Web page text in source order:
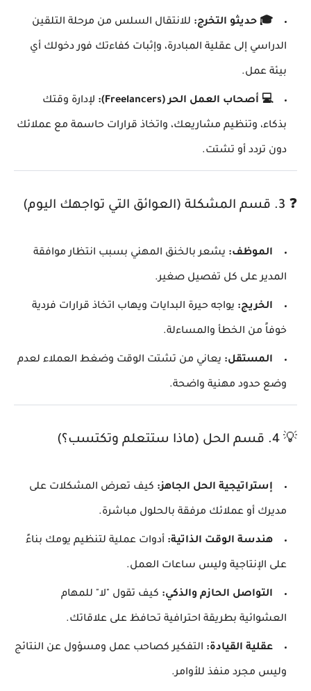
🎓 حديثو التخرج: للانتقال السلس من مرحلة التلقين
الدراسي إلى عقلية المبادرة، وإثبات كفاءتك فور دخولك أي
بيئة عمل.
💻 أصحاب العمل الحر (Freelancers): لإدارة وقتك
بذكاء، وتنظيم مشاريعك، واتخاذ قرارات حاسمة مع عملائك
دون تردد أو تشتت.
❓ 3. قسم المشكلة (العوائق التي تواجهك اليوم)
الموظف: يشعر بالخنق المهني بسبب انتظار موافقة
المدير على كل تفصيل صغير.
الخريج: يواجه حيرة البدايات ويهاب اتخاذ قرارات فردية
خوفاً من الخطأ والمساءلة.
المستقل: يعاني من تشتت الوقت وضغط العملاء لعدم
وضع حدود مهنية واضحة.
💡 4. قسم الحل (ماذا ستتعلم وتكتسب؟)
إستراتيجية الحل الجاهز: كيف تعرض المشكلات على
مديرك أو عملائك مرفقة بالحلول مباشرة.
هندسة الوقت الذاتية: أدوات عملية لتنظيم يومك بناءً
على الإنتاجية وليس ساعات العمل.
التواصل الحازم والذكي: كيف تقول "لا" للمهام
العشوائية بطريقة احترافية تحافظ على علاقاتك.
عقلية القيادة: التفكير كصاحب عمل ومسؤول عن النتائج
وليس مجرد منفذ للأوامر.